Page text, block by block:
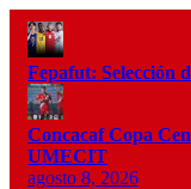
Fepafut: Selección
Concacaf Copa
UMECIT
agosto 8, 2026